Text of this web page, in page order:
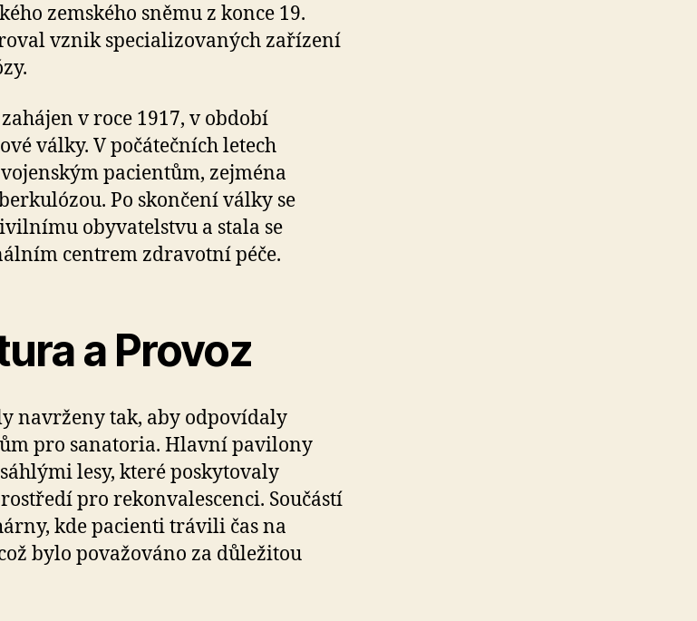
zemského sněmu z konce 19.
vznik specializovaných zařízení
v roce 1917, v období
války. V počátečních letech
pacientům, zejména
Po skončení války se
obyvatelstvu a stala se
centrem zdravotní péče.
a Provoz
navrženy tak, aby odpovídaly
pro sanatoria. Hlavní pavilony
lesy, které poskytovaly
pro rekonvalescenci. Součástí
kde pacienti trávili čas na
bylo považováno za důležitou